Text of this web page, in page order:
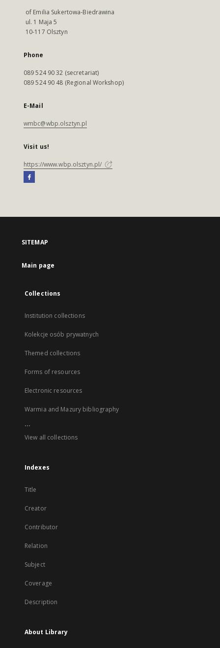
of Emilia Sukertowa-Biedrawina
ul. 1 Maja 5
10-117 Olsztyn
Phone
089 524 90 32 (secretariat)
089 524 90 48 (Regional Workshop)
E-Mail
wmbc@wbp.olsztyn.pl
Visit us!
https://www.wbp.olsztyn.pl/
SITEMAP
Main page
Collections
Institution collections
Kolekcje osób prywatnych
Themed collections
Forms of resources
Electronic resources
Warmia and Mazury bibliography
...
View all collections
Indexes
Title
Creator
Contributor
Relation
Subject
Coverage
Description
About Library